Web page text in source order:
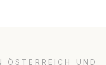
ÖSTERREICH UND